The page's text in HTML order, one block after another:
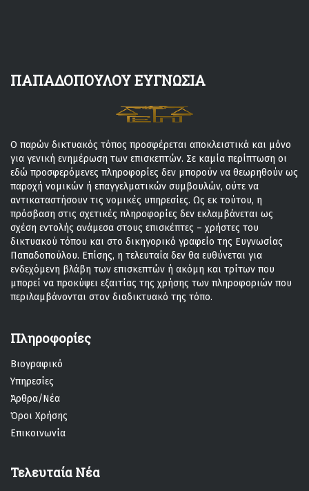
ΠΑΠΑΔΟΠΟΥΛΟΥ ΕΥΓΝΩΣΙΑ
Ο παρών δικτυακός τόπος προσφέρεται αποκλειστικά και μόνο
για γενική ενημέρωση των επισκεπτών. Σε καμία περίπτωση οι
εδώ προσφερόμενες πληροφορίες δεν μπορούν να θεωρηθούν ως
παροχή νομικών ή επαγγελματικών συμβουλών, ούτε να
αντικαταστήσουν τις νομικές υπηρεσίες. Ως εκ τούτου, η
πρόσβαση στις σχετικές πληροφορίες δεν εκλαμβάνεται ως
σχέση εντολής ανάμεσα στους επισκέπτες – χρήστες του
δικτυακού τόπου και στο δικηγορικό γραφείο της Ευγνωσίας
Παπαδοπούλου. Επίσης, η τελευταία δεν θα ευθύνεται για
ενδεχόμενη βλάβη των επισκεπτών ή ακόμη και τρίτων που
μπορεί να προκύψει εξαιτίας της χρήσης των πληροφοριών που
περιλαμβάνονται στον διαδικτυακό της τόπο.
Πληροφορίες
Βιογραφικό
Υπηρεσίες
Άρθρα/Νέα
Όροι Χρήσης
Επικοινωνία
Τελευταία Νέα